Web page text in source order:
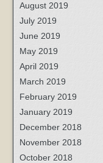
August 2019
July 2019
June 2019
May 2019
April 2019
March 2019
February 2019
January 2019
December 2018
November 2018
October 2018